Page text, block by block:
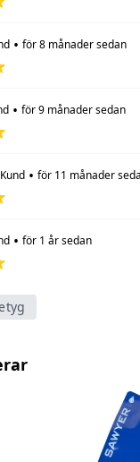
• för 8 månader sedan
• för 9 månader sedan
Kund • för 11 månader
• för 1 år sedan